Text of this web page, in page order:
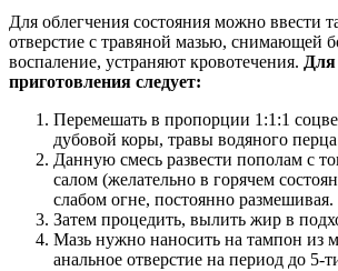
Для облегчения состояния можно ввести
отверстие с травяной мазью, снимающей
воспаление, устраняют кровотечения. Для
приготовления следует:
Перемешать в пропорции 1:1:1
дубовой коры, травы водяного
Данную смесь развести пополам с
салом (желательно в горячем
слабом огне, постоянно размешивая.
Затем процедить, вылить жир в
Мазь нужно наносить на тампон из
анальное отверстие на период до 5-